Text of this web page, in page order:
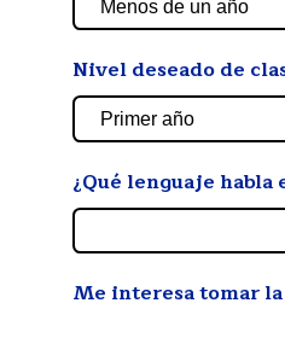
Nivel deseado de
¿Qué lenguaje habla
Me interesa tomar